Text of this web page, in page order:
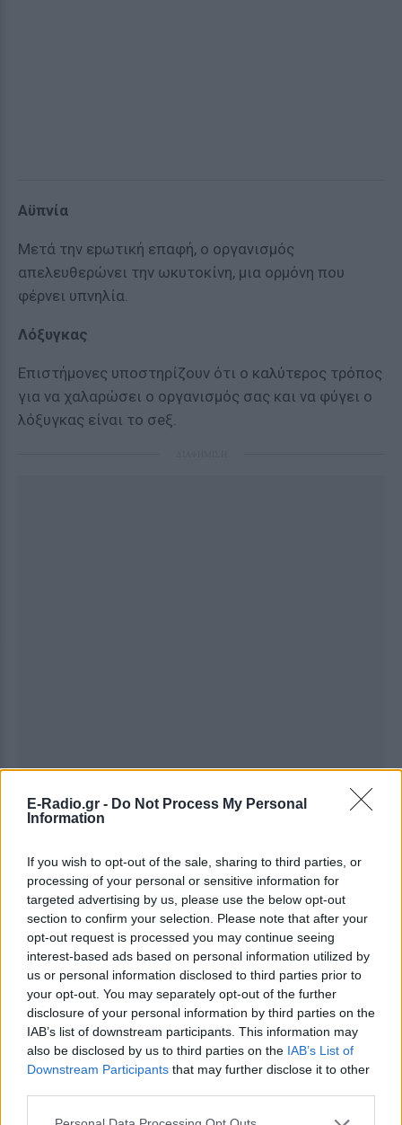
E-Radio.gr - Do Not Process My Personal
Information
If you wish to opt-out of the sale, sharing to third parties, or
processing of your personal or sensitive information for
targeted advertising by us, please use the below opt-out
section to confirm your selection. Please note that after your
opt-out request is processed you may continue seeing
interest-based ads based on personal information utilized by
us or personal information disclosed to third parties prior to
your opt-out. You may separately opt-out of the further
disclosure of your personal information by third parties on the
IAB’s list of downstream participants. This information may
also be disclosed by us to third parties on the IAB’s List of
Downstream Participants that may further disclose it to other
Αϋπνία
Μετά την εpωτική επαφή, ο οργανισμός
απελευθερώνει την ωκυτοκίνη, μια ορμόνη που
φέρνει υπνηλία.
Λόξυγκας
Επιστήμονες υποστηρίζουν ότι ο καλύτερος τρόπος
για να χαλαρώσει ο οργανισμός σας και να φύγει ο
λόξυγκας είναι το σeξ.
Ακολουθήστε το E-Radio.gr στο Google News
και μάθετε πρώτοιτα πιο hot νέα.
Εσύ μπήκες στο E-Daily.gr; Τα νέα της ημέρας
και ότι σου κάνει κλικ!
Ακολουθήστε το E-Radio.gr και στο Instagram
ΔΙΑΦΗΜΙΣΗ